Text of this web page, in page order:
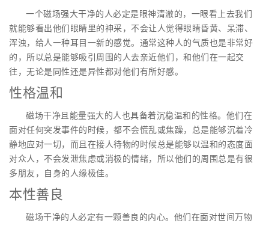
一个磁场强大干净的人必定是眼神清澈的，一眼看上去我们
就能够看出他们眼睛里的神采，不会让人觉得眼睛昏黄、呆滞、
浑浊，给人一种耳目一新的感觉。通常这种人的气质也是非常好
的，所以总是能够吸引周围的人去亲近他们，和他们在一起交
往，无论是同性还是异性都对他们有所好感。
性格温和
磁场干净且能量强大的人也具备着沉稳温和的性格。他们在
面对任何突发事件的时候，都不会慌乱或焦躁，总是能够沉着冷
静地应对一切，而且在接人待物的时候总是能够以温和的态度面
对众人，不会发泄焦虑或消极的情绪，所以他们的周围总是有很
多朋友，自身的人缘极佳。
本性善良
磁场干净的人必定有一颗善良的内心。他们在面对世间万物